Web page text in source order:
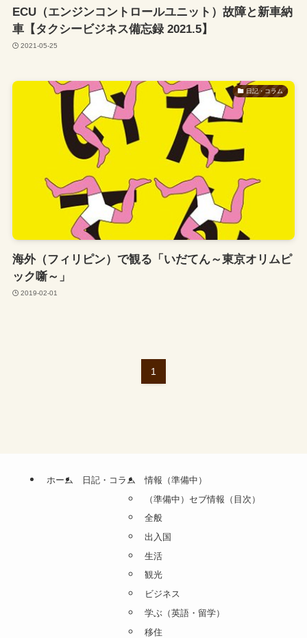
ECU（エンジンコントロールユニット）故障と新車納
車【タクシービジネス備忘録 2021.5】
2021-05-25
日記・コラム
海外（フィリピン）で観る「いだてん～東京オリムピ
ック噺～」
2019-02-01
1
ホーム 日記・コラム
情報（準備中）
（準備中）セブ情報（目次）
全般
出入国
生活
観光
ビジネス
学ぶ（英語・留学）
移住